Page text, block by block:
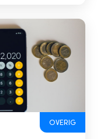
OVERIG